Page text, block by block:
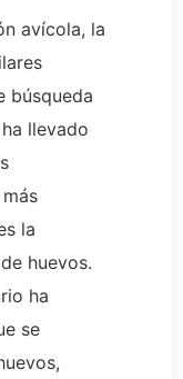
avícola, la
búsqueda
llevado
la
huevos.
ha
se